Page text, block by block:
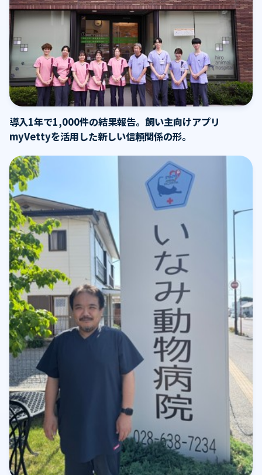
導入1年で1,000件の結果報告。飼い主向けアプリ
myVettyを活用した新しい信頼関係の形。